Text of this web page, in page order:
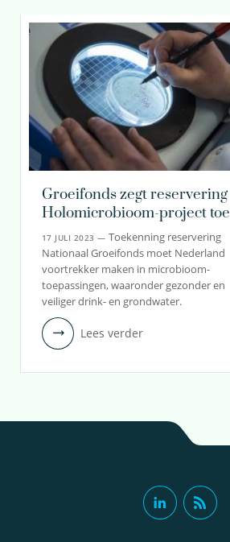
Groeifonds zegt reservering
Holomicrobioom-project toe
17 JULI 2023 —Toekenning reservering
Nationaal Groeifonds moet Nederland
voortrekker maken in microbioom-
toepassingen, waaronder gezonder en
veiliger drink- en grondwater.
Lees verder